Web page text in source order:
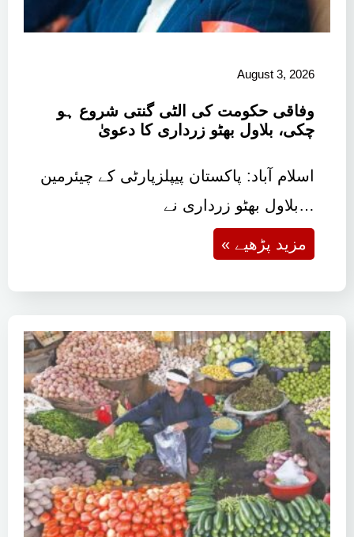
August 3, 2026
وفاقی حکومت کی الٹی گنتی شروع ہو
چکی، بلاول بھٹو زرداری کا دعویٰ
اسلام آباد: پاکستان پیپلزپارٹی کے چیئرمین
بلاول بھٹو زرداری نے…
« مزید پڑھیے